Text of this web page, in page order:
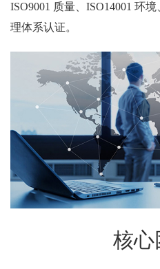
ISO9001 质量、ISO14001 环
理体系认证。
核心